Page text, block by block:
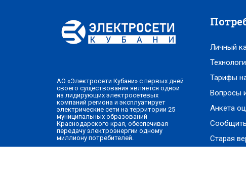
АО «Электросети Кубани» с первых дней
своего существования является одной
из лидирующих электросетевых
компаний региона и эксплуатирует
электрические сети на территории 25
муниципальных образований
Краснодарского края, обеспечивая
передачу электроэнергии одному
миллиону потребителей.
Личный
Тарифы
Вопросы
Анкета
Старая